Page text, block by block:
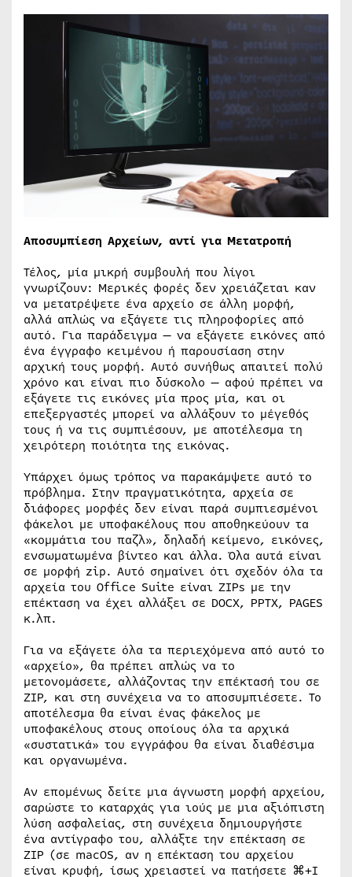
Αποσυμπίεση Αρχείων, αντί για Μετατροπή
Τέλος, μία μικρή συμβουλή που λίγοι
γνωρίζουν: Μερικές φορές δεν χρειάζεται καν
να μετατρέψετε ένα αρχείο σε άλλη μορφή,
αλλά απλώς να εξάγετε τις πληροφορίες από
αυτό. Για παράδειγμα — να εξάγετε εικόνες από
ένα έγγραφο κειμένου ή παρουσίαση στην
αρχική τους μορφή. Αυτό συνήθως απαιτεί πολύ
χρόνο και είναι πιο δύσκολο — αφού πρέπει να
εξάγετε τις εικόνες μία προς μία, και οι
επεξεργαστές μπορεί να αλλάξουν το μέγεθός
τους ή να τις συμπιέσουν, με αποτέλεσμα τη
χειρότερη ποιότητα της εικόνας.
Υπάρχει όμως τρόπος να παρακάμψετε αυτό το
πρόβλημα. Στην πραγματικότητα, αρχεία σε
διάφορες μορφές δεν είναι παρά συμπιεσμένοι
φάκελοι με υποφακέλους που αποθηκεύουν τα
«κομμάτια του παζλ», δηλαδή κείμενο, εικόνες,
ενσωματωμένα βίντεο και άλλα. Όλα αυτά είναι
σε μορφή zip. Αυτό σημαίνει ότι σχεδόν όλα τα
αρχεία του Office Suite είναι ZIPs με την
επέκταση να έχει αλλάξει σε DOCX, PPTX, PAGES
κ.λπ.
Για να εξάγετε όλα τα περιεχόμενα από αυτό το
«αρχείο», θα πρέπει απλώς να το
μετονομάσετε, αλλάζοντας την επέκτασή του σε
ZIP, και στη συνέχεια να το αποσυμπιέσετε. Το
αποτέλεσμα θα είναι ένας φάκελος με
υποφακέλους στους οποίους όλα τα αρχικά
«συστατικά» του εγγράφου θα είναι διαθέσιμα
και οργανωμένα.
Αν επομένως δείτε μια άγνωστη μορφή αρχείου,
σαρώστε το καταρχάς για ιούς με μια αξιόπιστη
λύση ασφαλείας, στη συνέχεια δημιουργήστε
ένα αντίγραφο του, αλλάξτε την επέκταση σε
ZIP (σε macOS, αν η επέκταση του αρχείου
είναι κρυφή, ίσως χρειαστεί να πατήσετε ⌘+I